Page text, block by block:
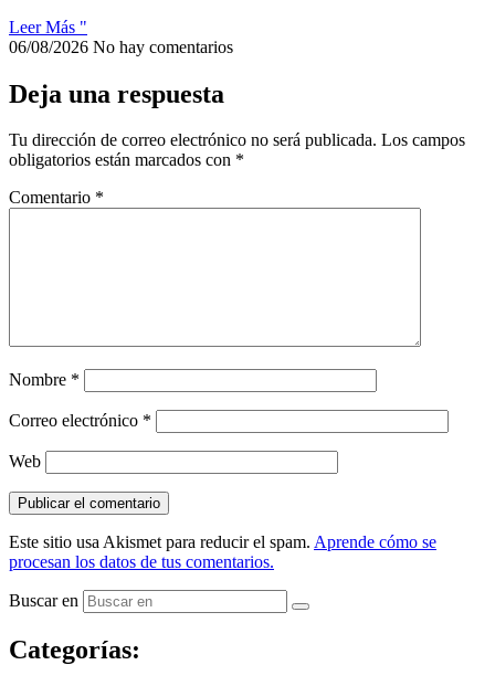
Leer Más "
06/08/2026 No hay comentarios
Deja una respuesta
Tu dirección de correo electrónico no será publicada. Los campos
obligatorios están marcados con *
Comentario *
Nombre *
Correo electrónico *
Web
Este sitio usa Akismet para reducir el spam. Aprende cómo se
procesan los datos de tus comentarios.
Buscar en
Categorías: